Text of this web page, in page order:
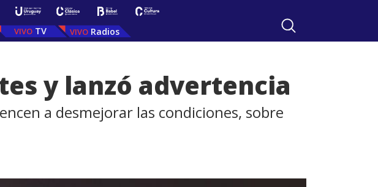
TV Radios
y lanzó advertencia
a desmejorar las condiciones, sobre